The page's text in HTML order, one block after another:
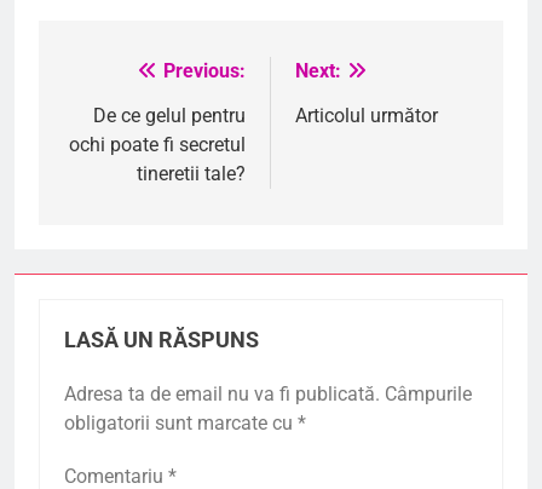
Navigare
articole
Previous:
De ce gelul pentru
ochi poate fi secretul
tineretii tale?
Next:
Articolul următor
LASĂ UN RĂSPUNS
Adresa ta de email nu va fi publicată. Câmpurile
obligatorii sunt marcate cu *
Comentariu *